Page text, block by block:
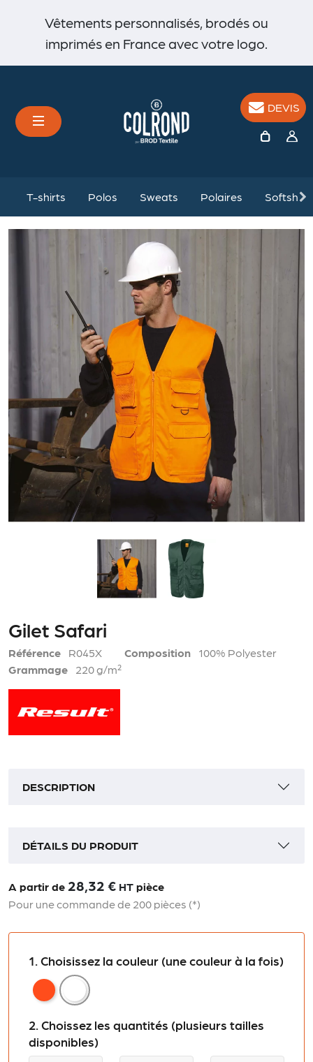
Vêtements personnalisés, brodés ou
imprimés en France avec votre logo.
DEVIS
T-shirts Polos Sweats Polaires
Gilet Safari
Référence R045X Composition
100% Polyester
Grammage
220 g/m²
DESCRIPTION
DÉTAILS DU PRODUIT
A partir de 28,32 € HT pièce
Pour une commande de 200 pièces (*)
1. Choisissez la couleur (une couleur à la fois)
OrangeLichen Green
2. Choissez les quantités (plusieurs tailles
disponibles)